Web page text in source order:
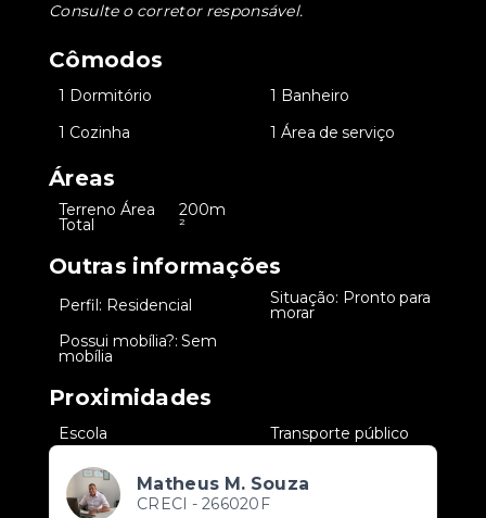
Consulte o corretor responsável.
Cômodos
1 Dormitório
1 Banheiro
1 Cozinha 1 Área de serviço
Áreas
Terreno Área
Total
200m
²
Outras informações
Perfil: Residencial Situação: Pronto para
morar
Possui mobília?: Sem
mobília
Proximidades
Escola Transporte público
Matheus M. Souza
CRECI - 266020F